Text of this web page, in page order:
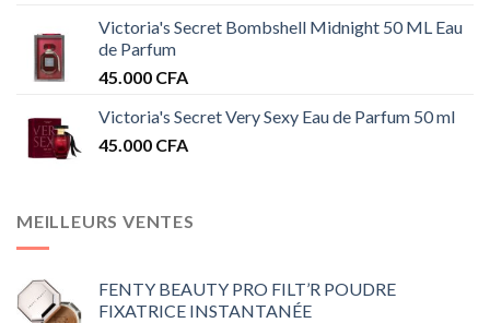
Victoria's Secret Bombshell Midnight 50 ML Eau
de Parfum
45.000 CFA
Victoria's Secret Very Sexy Eau de Parfum 50 ml
45.000 CFA
MEILLEURS VENTES
FENTY BEAUTY PRO FILT’R POUDRE
FIXATRICE INSTANTANÉE